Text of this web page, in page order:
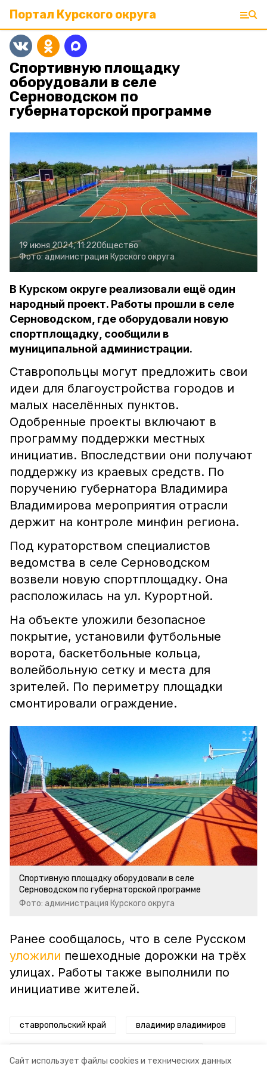
Сайт использует файлы cookies и технических данных
Портал Курского округа
Спортивную площадку
оборудовали в селе
Серноводском по
губернаторской программе
19 июня 2024, 11:22Общество
Фото: администрация Курского округа
В Курском округе реализовали ещё один
народный проект. Работы прошли в селе
Серноводском, где оборудовали новую
спортплощадку, сообщили в
муниципальной администрации.
Ставропольцы могут предложить свои
идеи для благоустройства городов и
малых населённых пунктов.
Одобренные проекты включают в
программу поддержки местных
инициатив. Впоследствии они получают
поддержку из краевых средств. По
поручению губернатора Владимира
Владимирова мероприятия отрасли
держит на контроле минфин региона.
Под кураторством специалистов
ведомства в селе Серноводском
возвели новую спортплощадку. Она
расположилась на ул. Курортной.
На объекте уложили безопасное
покрытие, установили футбольные
ворота, баскетбольные кольца,
волейбольную сетку и места для
зрителей. По периметру площадки
смонтировали ограждение.
Спортивную площадку оборудовали в селе
Серноводском по губернаторской программе
Фото: администрация Курского округа
Ранее сообщалось, что в селе Русском
уложили пешеходные дорожки на трёх
улицах. Работы также выполнили по
инициативе жителей.
ставропольский край владимир владимиров